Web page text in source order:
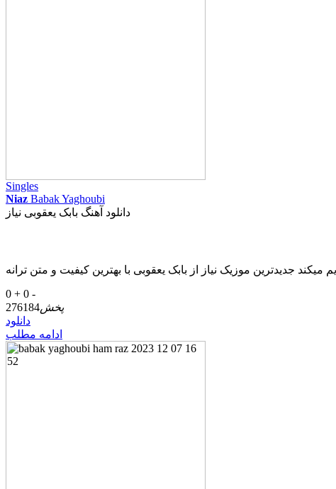
Singles
Niaz Babak Yaghoubi
دانلود آهنگ بابک یعقوبی نیاز
0 + 0 -
پخش276184
دانلود
ادامه مطلب